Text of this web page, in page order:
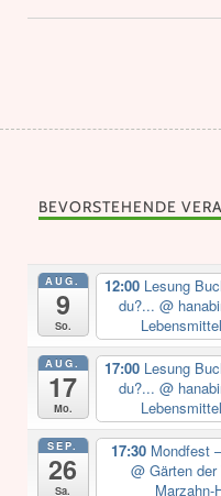
BEVORSTEHENDE
AUG.
9
So.
12:00 Lesung
du?...@
AUG.
17
Mo.
17:00 Lesung
du?...@
SEP.
26
Sa.
17:30 Mondfest
@ Gärten
Marzahn-